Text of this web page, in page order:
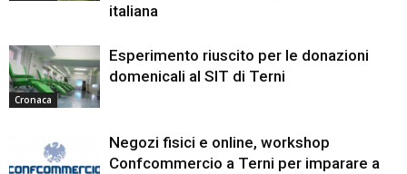
italiana
Cronaca
Esperimento riuscito per le donazioni
domenicali al SIT di Terni
Negozi fisici e online, workshop
Confcommercio a Terni per imparare a